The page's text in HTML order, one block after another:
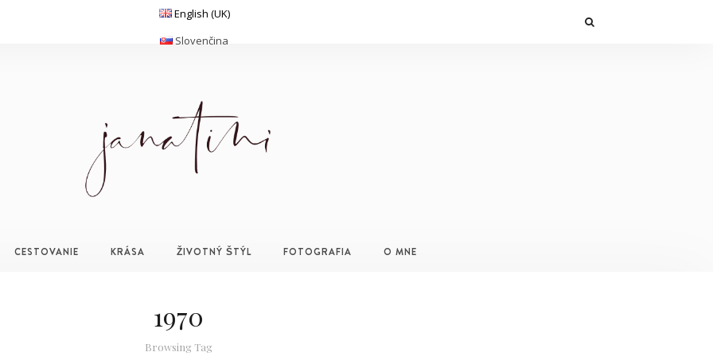
English (UK)
Slovenčina
CESTOVANIE KRÁSA ŽIVOTNÝ ŠTÝL FOTOGRAFIA O MNE
1970
Browsing Tag